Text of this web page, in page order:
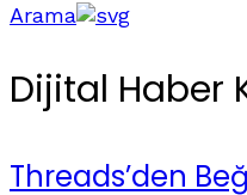
Arama
Dijital Haber
Threads’den